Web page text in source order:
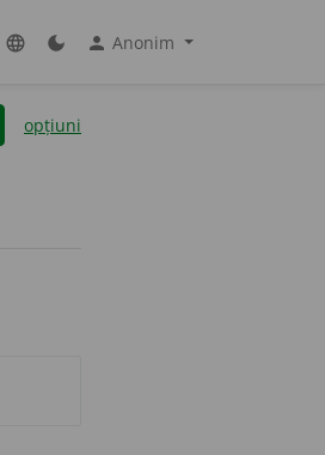
language dark_mode person Anonim
opțiuni